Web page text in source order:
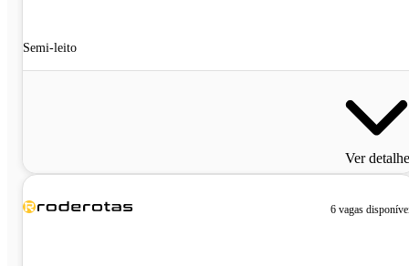
Semi-leito
Ver
6 vagas